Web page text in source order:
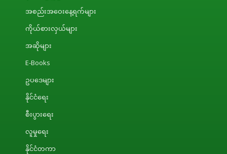
အစည်းအဝေးနေ့ရက်များ
ကိုယ်စားလှယ်များ
အဆိုများ
E-Books
ဥပဒေများ
နိုင်ငံရေး
စီးပွားရေး
လူမှုရေး
နိုင်ငံတကာ